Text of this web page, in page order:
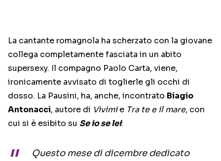
La cantante romagnola ha scherzato con la giovane
collega completamente fasciata in un abito
supersexy. Il compagno Paolo Carta, viene,
ironicamente avvisato di toglierle gli occhi di
dosso. La Pausini, ha, anche, incontrato Biagio
Antonacci, autore di Vivimie Tra te e il mare, con
cui si è esibito su Se io se lei:
Questo mese di dicembre dedicato